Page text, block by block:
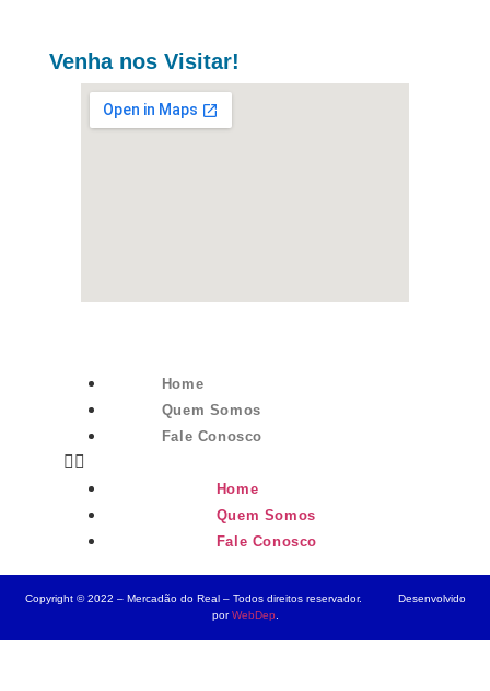
Venha nos Visitar!
Home
Quem Somos
Fale Conosco
Home
Quem Somos
Fale Conosco
Copyright © 2022 – Mercadão do Real – Todos direitos reservador. Desenvolvido
porWebDep